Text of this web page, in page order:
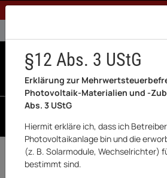
1% Rabatt bei Banküberweisung
Zurück Garten & Outdoor
§12 Abs. 3 UStG
Erklärung zur
Photovoltaik-Materialien und -
Abs. 3 UStG
Hiermit erkläre ich, dass ich
Photovoltaikanlage bin und die
(z. B. Solarmodule, Wechselrichter)
bestimmt sind.